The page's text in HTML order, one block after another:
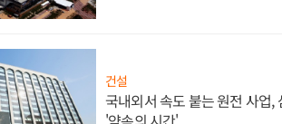
건설
국내외서 속도 붙는 원전 사업,